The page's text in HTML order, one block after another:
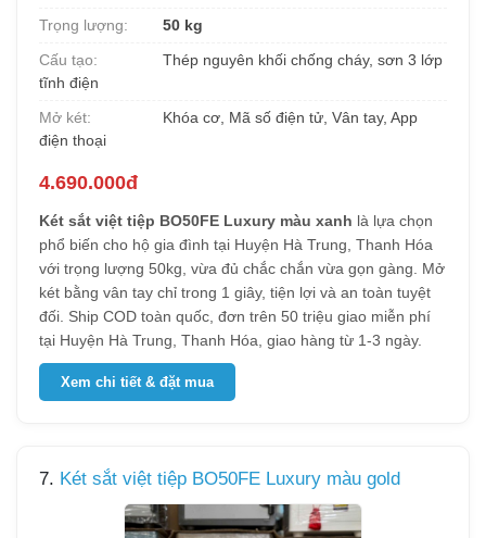
Trọng lượng:
50 kg
Cấu tạo:
Thép nguyên khối chống cháy, sơn 3 lớp
tĩnh điện
Mở két:
Khóa cơ, Mã số điện tử, Vân tay, App
điện thoại
4.690.000đ
Két sắt việt tiệp BO50FE Luxury màu xanh là lựa chọn
phổ biến cho hộ gia đình tại Huyện Hà Trung, Thanh Hóa
với trọng lượng 50kg, vừa đủ chắc chắn vừa gọn gàng. Mở
két bằng vân tay chỉ trong 1 giây, tiện lợi và an toàn tuyệt
đối. Ship COD toàn quốc, đơn trên 50 triệu giao miễn phí
tại Huyện Hà Trung, Thanh Hóa, giao hàng từ 1-3 ngày.
Xem chi tiết & đặt mua
7. Két sắt việt tiệp BO50FE Luxury màu gold